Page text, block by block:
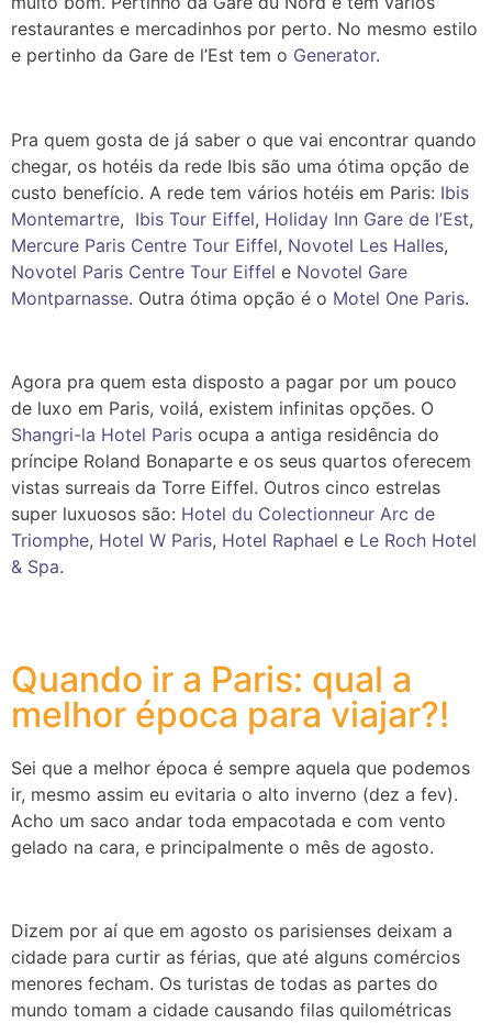
restaurantes e mercadinhos por perto. No mesmo estilo
e pertinho da Gare de l’Est tem o Generator.
Pra quem gosta de já saber o que vai encontrar quando
chegar, os hotéis da rede Ibis são uma ótima opção de
custo benefício. A rede tem vários hotéis em Paris: Ibis
Montemartre, Ibis Tour Eiffel, Holiday Inn Gare de l’Est,
Mercure Paris Centre Tour Eiffel, Novotel Les Halles,
Novotel Paris Centre Tour Eiffel e Novotel Gare
Montparnasse. Outra ótima opção é o Motel One Paris.
Agora pra quem esta disposto a pagar por um pouco
de luxo em Paris, voilá, existem infinitas opções. O
Shangri-la Hotel Paris ocupa a antiga residência do
príncipe Roland Bonaparte e os seus quartos oferecem
vistas surreais da Torre Eiffel. Outros cinco estrelas
super luxuosos são: Hotel du Colectionneur Arc de
Triomphe, Hotel W Paris, Hotel Raphael e Le Roch Hotel
& Spa.
Quando ir a Paris: qual a
melhor época para viajar?!
Sei que a melhor época é sempre aquela que podemos
ir, mesmo assim eu evitaria o alto inverno (dez a fev).
Acho um saco andar toda empacotada e com vento
gelado na cara, e principalmente o mês de agosto.
Dizem por aí que em agosto os parisienses deixam a
cidade para curtir as férias, que até alguns comércios
menores fecham. Os turistas de todas as partes do
mundo tomam a cidade causando filas quilométricas